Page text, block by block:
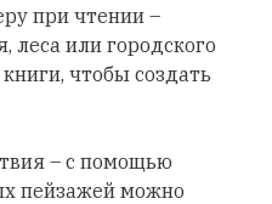
при чтении –
леса или городского
чтобы создать
– с помощью
пейзажей можно